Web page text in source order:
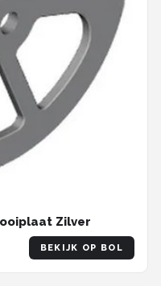
Zilver
BEKIJK OP BOL